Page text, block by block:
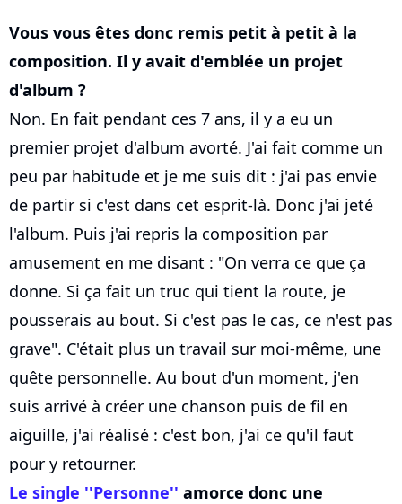
Vous vous êtes donc remis petit à petit à la
composition. Il y avait d'emblée un projet
d'album ?
Non. En fait pendant ces 7 ans, il y a eu un
premier projet d'album avorté. J'ai fait comme un
peu par habitude et je me suis dit : j'ai pas envie
de partir si c'est dans cet esprit-là. Donc j'ai jeté
l'album. Puis j'ai repris la composition par
amusement en me disant : "On verra ce que ça
donne. Si ça fait un truc qui tient la route, je
pousserais au bout. Si c'est pas le cas, ce n'est pas
grave". C'était plus un travail sur moi-même, une
quête personnelle. Au bout d'un moment, j'en
suis arrivé à créer une chanson puis de fil en
aiguille, j'ai réalisé : c'est bon, j'ai ce qu'il faut
pour y retourner.
Le single ''Personne'' amorce donc une